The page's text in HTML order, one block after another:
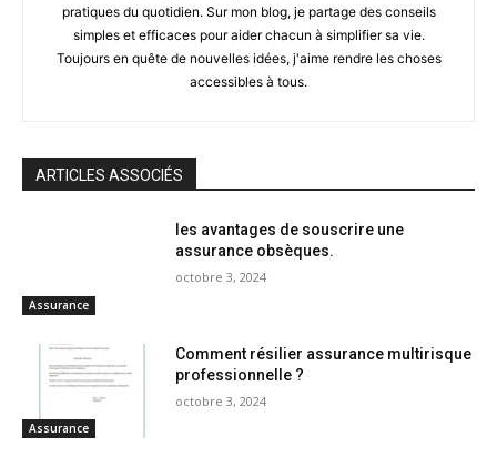
pratiques du quotidien. Sur mon blog, je partage des conseils
simples et efficaces pour aider chacun à simplifier sa vie.
Toujours en quête de nouvelles idées, j'aime rendre les choses
accessibles à tous.
ARTICLES ASSOCIÉS
Assurance
les avantages de souscrire une
assurance obsèques.
octobre 3, 2024
Assurance
Comment résilier assurance multirisque
professionnelle ?
octobre 3, 2024